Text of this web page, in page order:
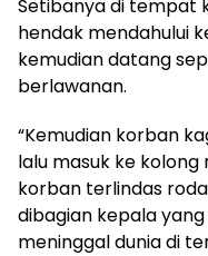
Setibanya di tempat
hendak mendahului
kemudian datang
berlawanan.
“Kemudian korban
lalu masuk ke
korban terlindas
dibagian kepala
meninggal dunia di